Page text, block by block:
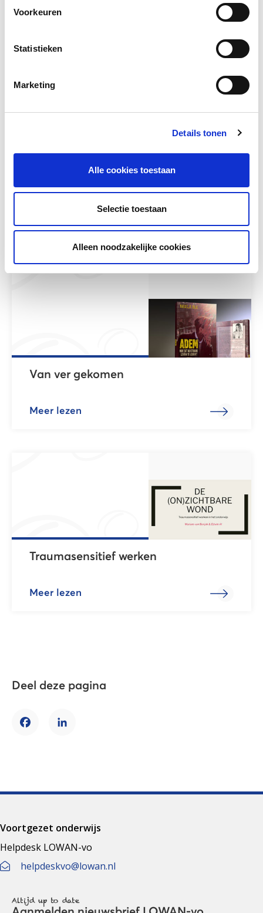
Voorkeuren
Statistieken
Marketing
Details tonen
Alle cookies toestaan
Selectie toestaan
Alleen noodzakelijke cookies
Bekijk de presentatie
The game
Meer lezen
Van ver gekomen
Meer lezen
Traumasensitief werken
Meer lezen
Deel deze pagina
FacebookLinkedIn
Voortgezet onderwijs
Helpdesk LOWAN-vo
helpdeskvo@lowan.nl
Altijd up to date